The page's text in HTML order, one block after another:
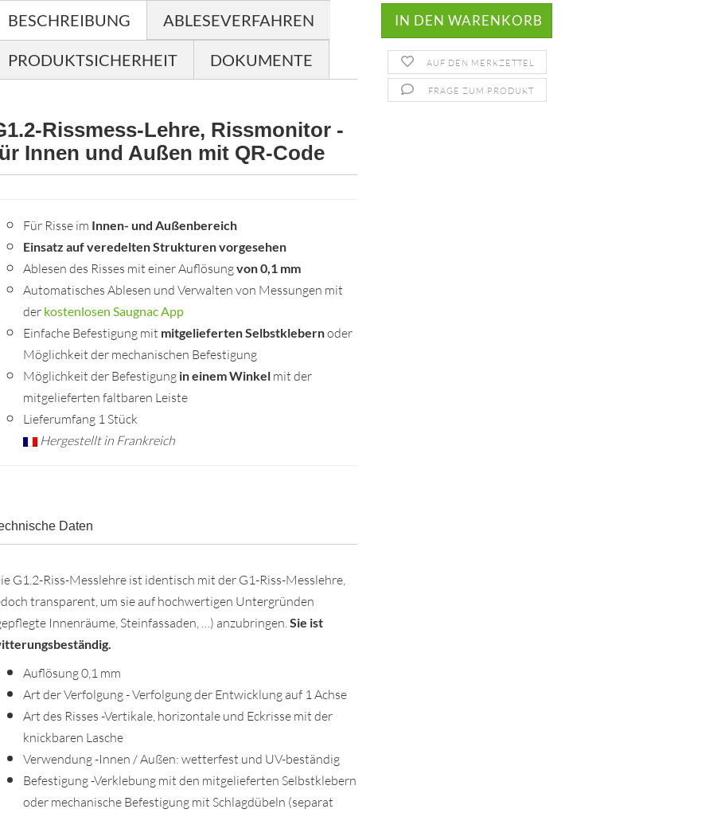
AUF DEN MERKZETTEL
FRAGE ZUM PRODUKT
BESCHREIBUNG ABLESEVERFAHREN
PRODUKTSICHERHEIT DOKUMENTE
Rissmess-Lehre, Rissmonitor -
Innen und Außen mit QR-Code
Für Risse im Innen- und Außenbereich
Einsatz auf veredelten Strukturen vorgesehen
Ablesen des Risses mit einer Auflösungvon 0,1 mm
Automatisches Ablesen und Verwalten von Messungen mit
der kostenlosen Saugnac App
Einfache Befestigung mit mitgelieferten Selbstklebernoder
Möglichkeit der mechanischen Befestigung
Möglichkeit der Befestigung in einem Winkel mit der
mitgelieferten faltbaren Leiste
Lieferumfang 1 Stück
Hergestellt in Frankreich
Daten
G1.2-Riss-Messlehre ist identisch mit der G1-Riss-Messlehre,
transparent, um sie auf hochwertigen Untergründen
Innenräume, Steinfassaden, …) anzubringen.Sie ist
Auflösung 0,1 mm
Art der Verfolgung - Verfolgung der Entwicklung auf 1 Achse
Art des Risses -Vertikale, horizontale und Eckrisse mit der
knickbaren Lasche
Verwendung -Innen / Außen: wetterfest und UV-beständig
Befestigung -Verklebung mit den mitgelieferten Selbstklebern
oder mechanische Befestigung mit Schlagdübeln (separat